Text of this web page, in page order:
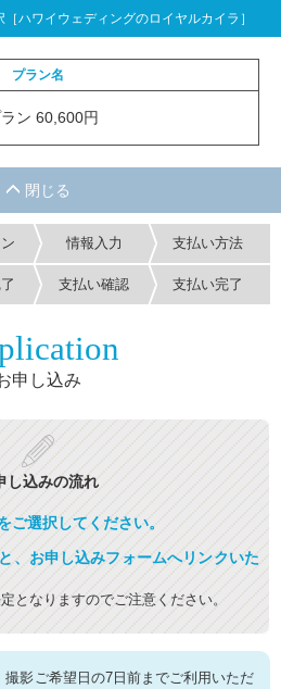
ハワイウェディングのロイヤルカイラ］
プラン名
ン 60,600円
情報入力 支払い方法
支払い確認 支払い完了
申し込み
し込みの流れ
ご選択してください。
、お申し込みフォームへリンクいた
となりますのでご注意ください。
影ご希望日の7日前までご利用いただ